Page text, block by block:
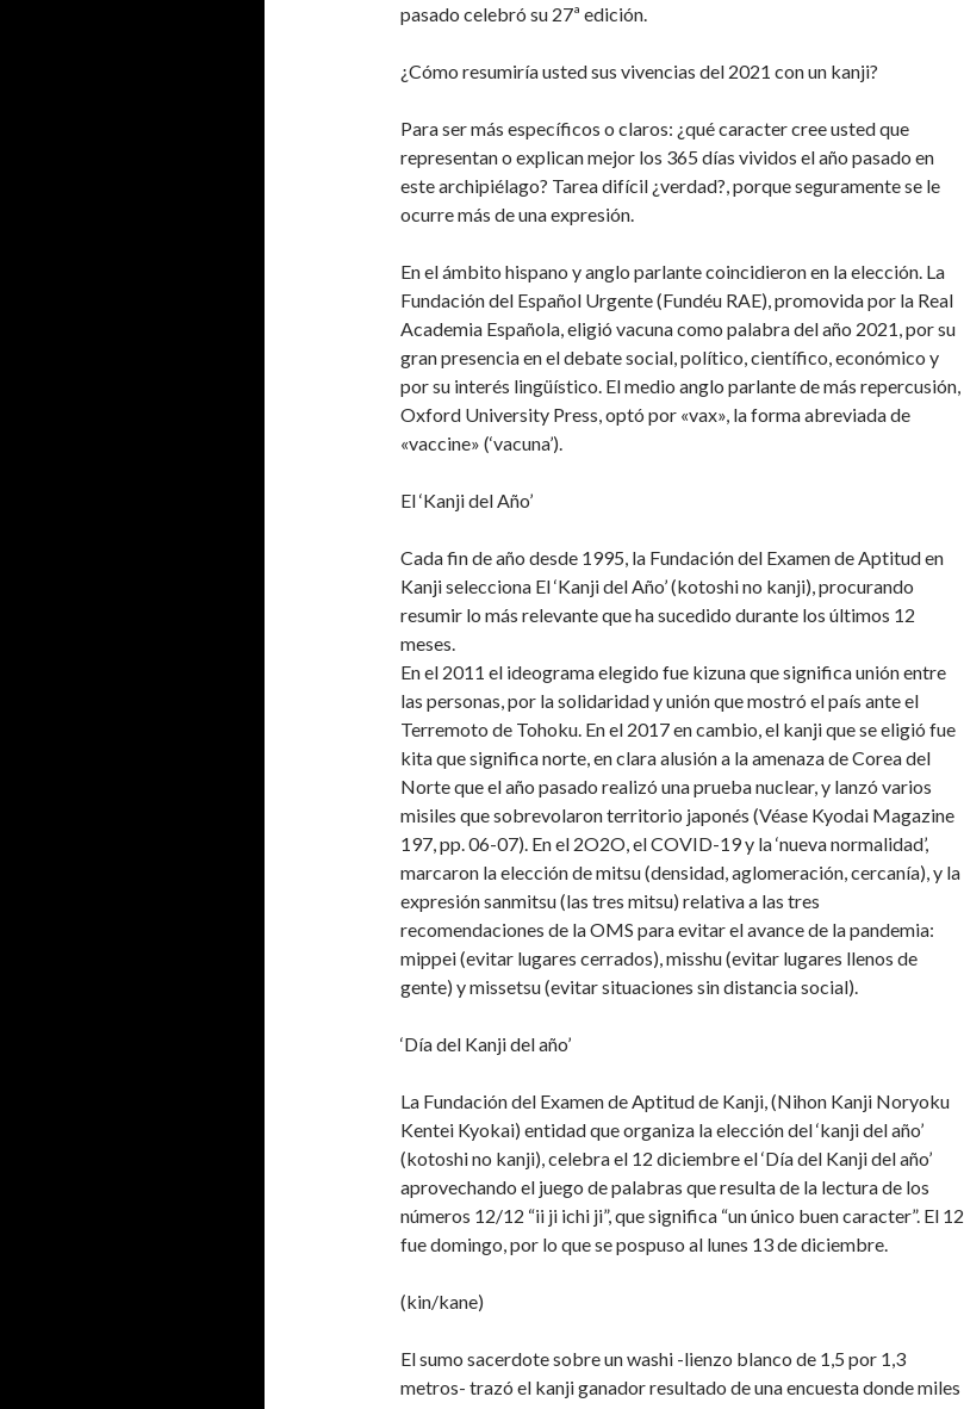
pasado celebró su 27ª edición.
¿Cómo resumiría usted sus vivencias del 2021 con un kanji?
Para ser más específicos o claros: ¿qué caracter cree usted que
representan o explican mejor los 365 días vividos el año pasado en
este archipiélago? Tarea difícil ¿verdad?, porque seguramente se le
ocurre más de una expresión.
En el ámbito hispano y anglo parlante coincidieron en la elección. La
Fundación del Español Urgente (Fundéu RAE), promovida por la Real
Academia Española, eligió vacuna como palabra del año 2021, por su
gran presencia en el debate social, político, científico, económico y
por su interés lingüístico. El medio anglo parlante de más repercusión,
Oxford University Press, optó por «vax», la forma abreviada de
«vaccine» (‘vacuna’).
El ‘Kanji del Año’
Cada fin de año desde 1995, la Fundación del Examen de Aptitud en
Kanji selecciona El ‘Kanji del Año’ (kotoshi no kanji), procurando
resumir lo más relevante que ha sucedido durante los últimos 12
meses.
En el 2011 el ideograma elegido fue kizuna que significa unión entre
las personas, por la solidaridad y unión que mostró el país ante el
Terremoto de Tohoku. En el 2017 en cambio, el kanji que se eligió fue
kita que significa norte, en clara alusión a la amenaza de Corea del
Norte que el año pasado realizó una prueba nuclear, y lanzó varios
misiles que sobrevolaron territorio japonés (Véase Kyodai Magazine
197, pp. 06-07). En el 2O2O, el COVID-19 y la ‘nueva normalidad’,
marcaron la elección de mitsu (densidad, aglomeración, cercanía), y la
expresión sanmitsu (las tres mitsu) relativa a las tres
recomendaciones de la OMS para evitar el avance de la pandemia:
mippei (evitar lugares cerrados), misshu (evitar lugares llenos de
gente) y missetsu (evitar situaciones sin distancia social).
‘Día del Kanji del año’
La Fundación del Examen de Aptitud de Kanji, (Nihon Kanji Noryoku
Kentei Kyokai) entidad que organiza la elección del ‘kanji del año’
(kotoshi no kanji), celebra el 12 diciembre el ‘Día del Kanji del año’
aprovechando el juego de palabras que resulta de la lectura de los
números 12/12 “ii ji ichi ji”, que significa “un único buen caracter”. El 12
fue domingo, por lo que se pospuso al lunes 13 de diciembre.
(kin/kane)
El sumo sacerdote sobre un washi -lienzo blanco de 1,5 por 1,3
metros- trazó el kanji ganador resultado de una encuesta donde miles